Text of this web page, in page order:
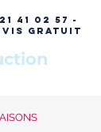
41 02 57 -
GRATUIT